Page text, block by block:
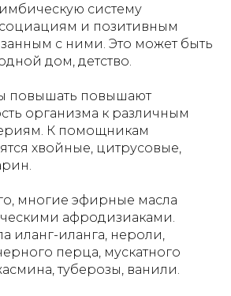
систему
и позитивным
с ними. Это может быть
дом, детство.
повышать повышают
организма к различным
К помощникам
хвойные, цитрусовые,
многие эфирные масла
афродизиаками.
иланг-иланга, нероли,
перца, мускатного
туберозы, ванили.